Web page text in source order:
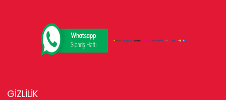
GİZLİLİK